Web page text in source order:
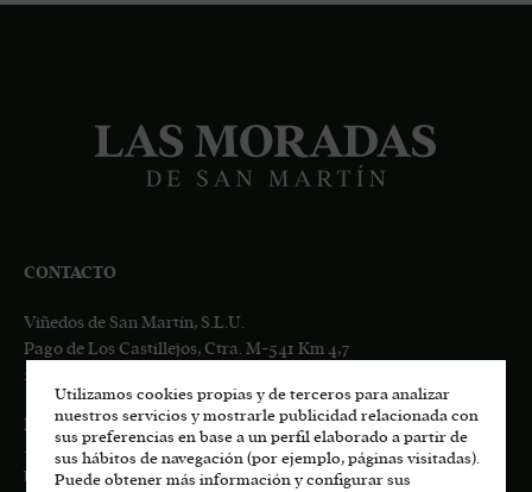
CONTACTO
Viñedos de San Martín, S.L.U.
Pago de Los Castillejos, Ctra. M-541 Km 4,7
28680 San Martín de Valdeiglesias, MADRID
Información general:
+34
617 00 75 77
bodega.lasmoradas@grupoenate.es
Utilizamos cookies propias y de terceros para analizar
nuestros servicios y mostrarle publicidad relacionada con
sus preferencias en base a un perfil elaborado a partir de
sus hábitos de navegación (por ejemplo, páginas visitadas).
Puede obtener más información y configurar sus